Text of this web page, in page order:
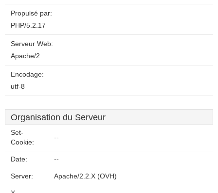
Propulsé par:
PHP/5.2.17
Serveur Web:
Apache/2
Encodage:
utf-8
Organisation du Serveur
Set-
Cookie:
--
Date: --
Server: Apache/2.2.X (OVH)